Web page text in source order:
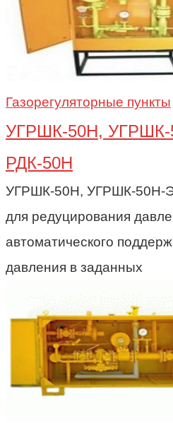
Газорегуляторные пункты
УГРШК-50Н, УГРШК-
РДК-50Н
УГРШК-50Н, УГРШК-50Н-
для редуцирования
автоматического
давления в заданных